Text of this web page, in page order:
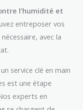
l’humidité et
entreposer vos
avec la
service clé en main
est une étape
experts en